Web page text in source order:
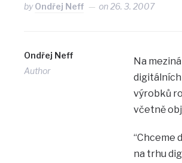
byOndřej Neff on26. 3. 2007
Ondřej Neff
Author
Na
digitálních
výrobků
včetně
“Chceme
na trhu